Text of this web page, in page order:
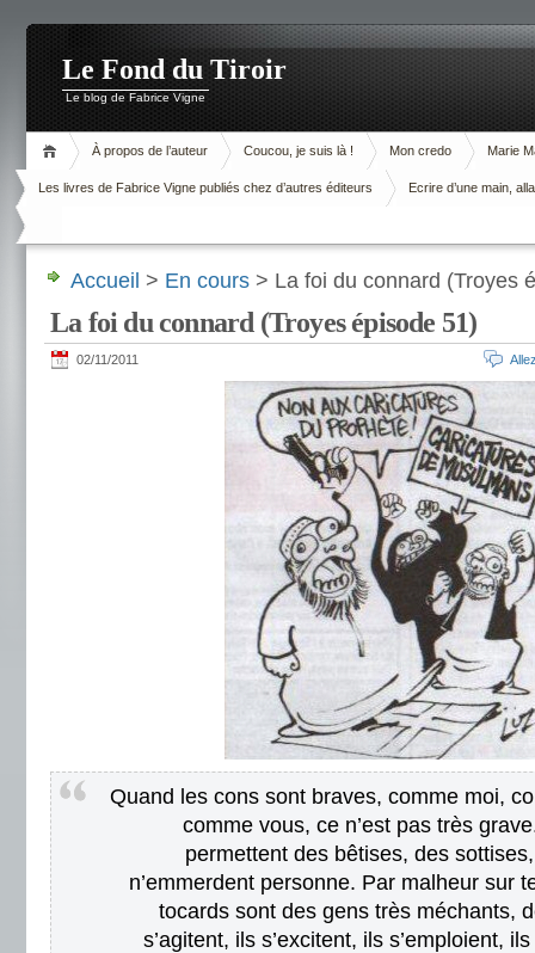
Le Fond du Tiroir
Le blog de Fabrice Vigne
À propos de l’auteur Coucou, je suis là ! Mon credo Marie
Les livres de Fabrice Vigne publiés chez d’autres éditeurs Ecrire d’une main,
Accueil > En cours > La foi du connard (Troyes
La foi du connard (Troyes épisode 51)
02/11/2011
Quand les cons sont braves, comme moi,
comme vous, ce n’est pas très
permettent des bêtises, des
n’emmerdent personne. Par malheur sur
tocards sont des gens très méchants,
s’agitent, ils s’excitent, ils s’emploient,